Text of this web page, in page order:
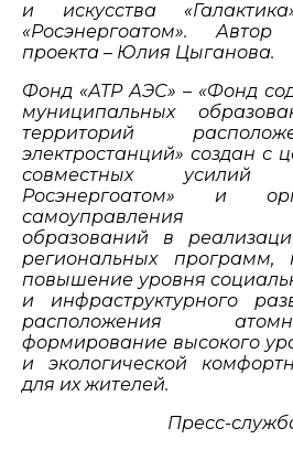
и искусства
«Росэнергоатом».
проекта – Юлия Цыганова.
Фонд «АТР АЭС» – «Фонд
муниципальных
территорий
электростанций» создан с
совместных
Росэнергоатом» и
самоуправления
образований в
региональных программ,
повышение уровня
и инфраструктурного
расположения
формирование высокого
и экологической
для их жителей.
Пресс-